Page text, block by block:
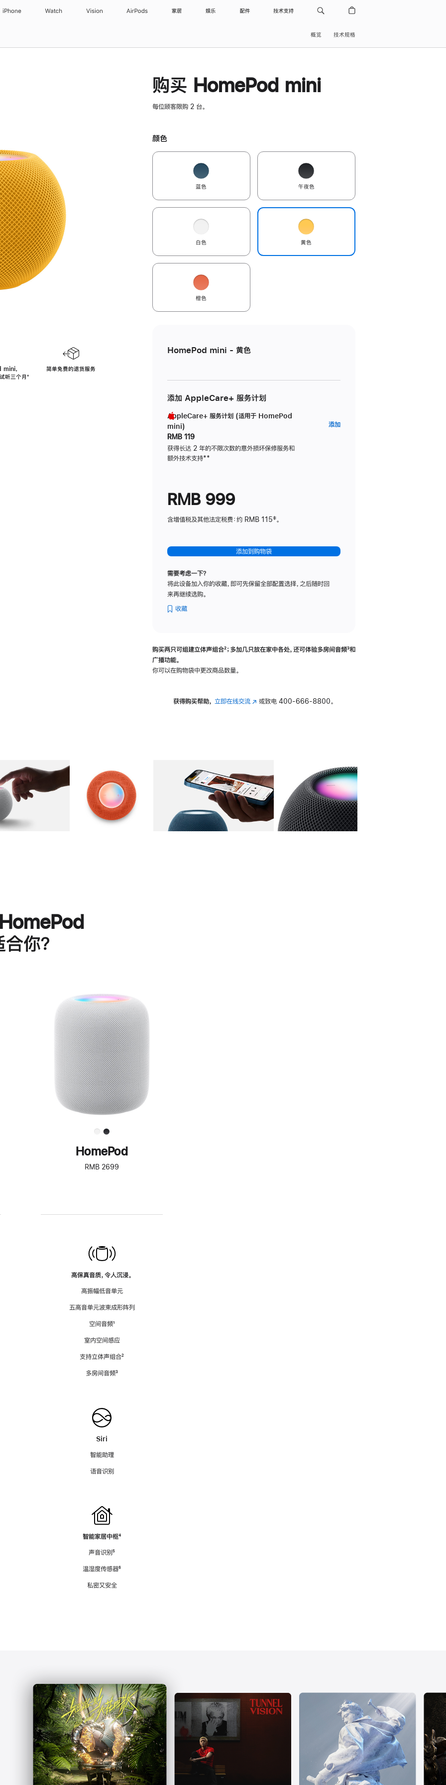
iPhone Watch Vision AirPods 家居 娱乐 配件 技术支持
概览 技术规格
，
听三个月脚
⁺
简单免费的退货服务
购买 HomePod mini
每位顾客限购 2 台。
颜色
蓝色 午夜色
白色 黄色
橙色
HomePod mini - 黄色
添加 AppleCare+ 服务计划
AppleCare+ 服务计划 (适用于 HomePod
mini)
RMB 119
获得长达 2 年的不限次数的意外损坏保修服务和
额外技术支持脚
**
添加AppleCare+
RMB 999
含增值税及其他法定税费：约 RMB 115‡。
添加到购物袋
需要考虑一下？
将此设备加入你的收藏，即可先保留全部配置选择，之后随时回
来再继续选购。
收藏
购买两只可组建立体声组合脚
²；多加几只放在家中各处，还可体验多‍房‍间音频脚
³和
广播功能。
你可以在购物袋中更改商品数量。
获得购买帮助， 立即在线交流(在 或致电 400-666-8800。
图库 图像 图库 图像 图库 图像 4 图库 图像 5
你？
进
一
步
了
解
HomePod<
HomePod
RMB 2699
高保真音质，令人沉浸。
高振幅低音单元
五高音单元波束成形阵列
空间音频脚
¹
室内空间感应
支持立体声组合脚
²
多房间音频脚
³
Siri
智能助理
语音识别
智能家居中枢脚
⁴
声音识别脚
⁵
温湿度传感器脚
⁶
私密又安全